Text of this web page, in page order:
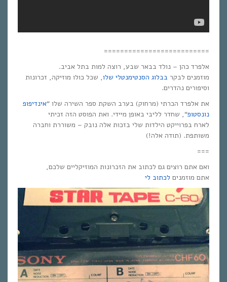
==========================
אלפרד כהן – נולד בבאר שבע, רוצה למות בתל אביב.
מוזמנים לבקר בבלוג הסנטימנטלי שלו, שכל כולו מוזיקה, זכרונות
וסיפורים נהדרים.
את אלפרד הכרתי (מרחוק) בערב השקת ספר השירה שלו “אינדיפופ
נונסטופ“, שחדר לליבי באופן מיידי. ואת הפוסט הזה זכיתי
לארח בפרוייקט הילדות שלי בזכות אלה נובק – משוררת וחברה
משותפת. (תודה אלה!)
===
ואם אתם רוצים גם לכתוב את הזכרונות המוזיקליים שלכם,
אתם מוזמנים לכתוב לי